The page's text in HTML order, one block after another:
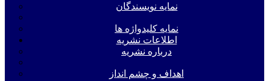
نمایه نویسندگان
نمایه کلیدواژه ها
اطلاعات نشریه
درباره نشریه
اهداف و چشم انداز